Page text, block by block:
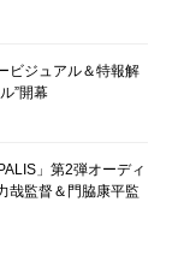
ビジュアル＆特報解
”開幕
」第2弾オーディ
哉監督＆門脇康平監